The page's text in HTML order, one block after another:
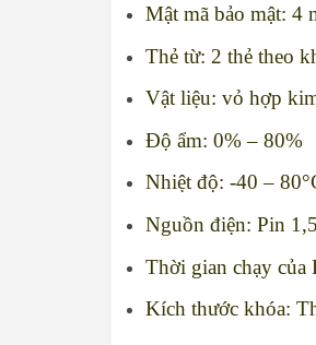
Mật mã bảo mật: 4
Thẻ từ: 2 thẻ theo
Vật liệu: vỏ hợp
Độ ẩm: 0% – 80%
Nhiệt độ: -40 –
Nguồn điện: Pin
Thời gian chạy của
Kích thước khóa: